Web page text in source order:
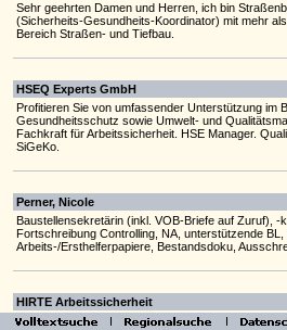
Sehr geehrten Damen und Herren, ich bin
(Sicherheits-Gesundheits-Koordinator) mit mehr
Bereich Straßen- und Tiefbau.
HSEQ Experts GmbH
Profitieren Sie von umfassender Unterstützung im
Gesundheitsschutz sowie Umwelt- und
Fachkraft für Arbeitssicherheit. HSE Manager.
SiGeKo.
Perner, Nicole
Baustellensekretärin (inkl. VOB-Briefe auf Zuruf), -
Fortschreibung Controlling, NA, unterstützende BL,
Arbeits-/Ersthelferpapiere, Bestandsdoku,
HIRTE Arbeitssicherheit
Profitieren Sie von unserer großen Erfahrung rund